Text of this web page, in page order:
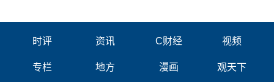
时评 资讯 C财经 视频
专栏 地方 漫画 观天下